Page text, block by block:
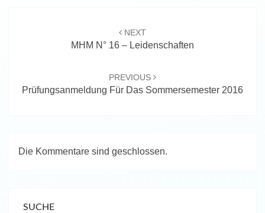
NEXT
MHM N° 16 – Leidenschaften
PREVIOUS
Prüfungsanmeldung Für Das Sommersemester 2016
Die Kommentare sind geschlossen.
SUCHE